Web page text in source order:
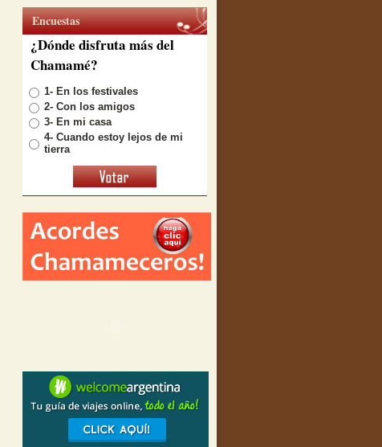
A 12 años de su partida, la Peña de
la ciudad rinde honores a Julio
Godoy
Encuestas
¿Dónde disfruta más del
Chamamé?
1- En los festivales
2- Con los amigos
3- En mi casa
4- Cuando estoy lejos de mi
tierra